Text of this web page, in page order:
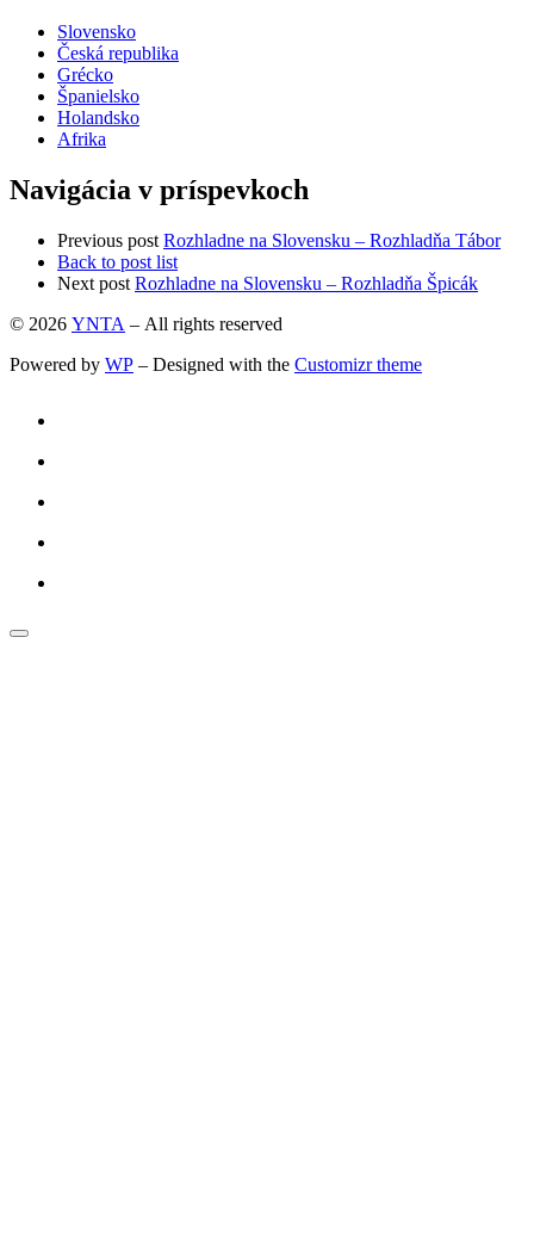
Slovensko
Česká republika
Grécko
Španielsko
Holandsko
Afrika
Navigácia v príspevkoch
Previous post Rozhladne na Slovensku – Rozhladňa Tábor
Back to post list
Next post Rozhladne na Slovensku – Rozhladňa Špicák
© 2026 YNTA – All rights reserved
Powered by WP – Designed with the Customizr theme